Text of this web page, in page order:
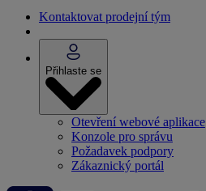
Kontaktovat prodejní tým
Přihlaste se
Otevření webové aplikace
Konzole pro správu
Požadavek podpory
Zákaznický portál